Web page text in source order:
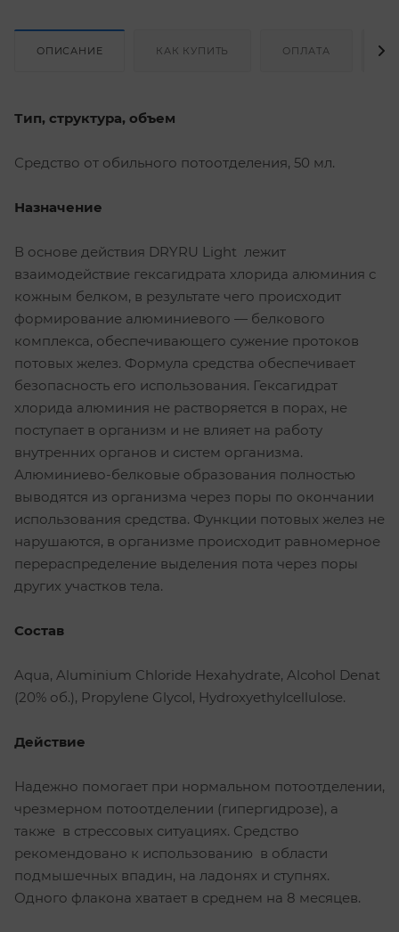
ОПИСАНИЕ КАК КУПИТЬ ОПЛАТА
Тип, структура, объем
Средство от обильного потоотделения, 50 мл.
Назначение
В основе действия DRYRU Light лежит
взаимодействие гексагидрата хлорида алюминия с
кожным белком, в результате чего происходит
формирование алюминиевого — белкового
комплекса, обеспечивающего сужение протоков
потовых желез. Формула средства обеспечивает
безопасность его использования. Гексагидрат
хлорида алюминия не растворяется в порах, не
поступает в организм и не влияет на работу
внутренних органов и систем организма.
Алюминиево-белковые образования полностью
выводятся из организма через поры по окончании
использования средства. Функции потовых желез не
нарушаются, в организме происходит равномерное
перераспределение выделения пота через поры
других участков тела.
Состав
Aqua, Aluminium Chloride Hexahydrate, Alcohol Denat
(20% об.), Propylene Glycol, Hydroxyethylcellulose.
Действие
Надежно помогает при нормальном потоотделении,
чрезмерном потоотделении (гипергидрозе), а
также в стрессовых ситуациях. Средство
рекомендовано к использованию в области
подмышечных впадин, на ладонях и ступнях.
Одного флакона хватает в среднем на 8 месяцев.